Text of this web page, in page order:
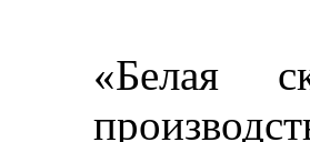
«Белая